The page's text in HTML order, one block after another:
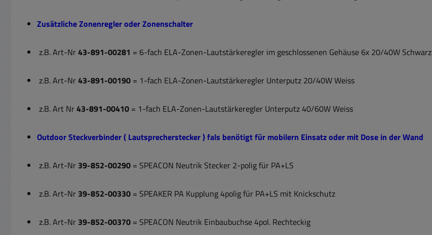
Zusätzliche Zonenregler oder Zonenschalter
z.B. Art-Nr43-891-00281 = 6-fach ELA-Zonen-Lautstärkeregler im geschlossenen Gehäuse 6x 20/40W Schwarz
z.B. Art-Nr43-891-00190 = 1-fach ELA-Zonen-Lautstärkeregler Unterputz 20/40W Weiss
z.B. Art Nr43-891-00410 = 1-fach ELA-Zonen-Lautstärkeregler Unterputz 40/60W Weiss
Outdoor Steckverbinder ( Lautsprecherstecker ) fals benötigt für mobilern Einsatz oder mit Dose in der Wand
z.B. Art-Nr 39-852-00290 = SPEACON Neutrik Stecker 2-polig für PA+LS
z.B. Art-Nr 39-852-00330 = SPEAKER PA Kupplung 4polig für PA+LS mit Knickschutz
z.B. Art-Nr 39-852-00370 = SPEACON Neutrik Einbaubuchse 4pol. Rechteckig